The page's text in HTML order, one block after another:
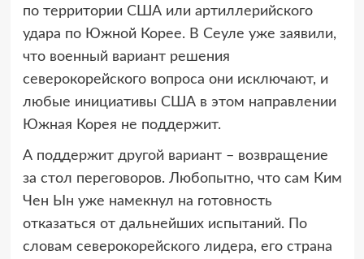
по территории США или артиллерийского
удара по Южной Корее. В Сеуле уже заявили,
что военный вариант решения
северокорейского вопроса они исключают, и
любые инициативы США в этом направлении
Южная Корея не поддержит.
А поддержит другой вариант – возвращение
за стол переговоров. Любопытно, что сам Ким
Чен Ын уже намекнул на готовность
отказаться от дальнейших испытаний. По
словам северокорейского лидера, его страна